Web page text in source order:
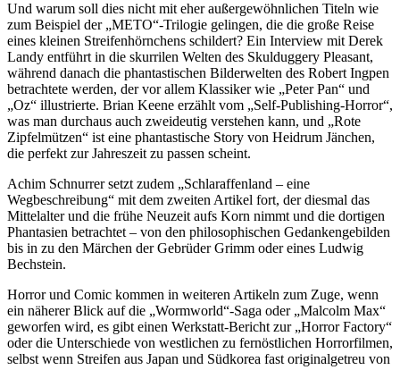
Und warum soll dies nicht mit eher außergewöhnlichen Titeln wie
zum Beispiel der „METO“-Trilogie gelingen, die die große Reise
eines kleinen Streifenhörnchens schildert? Ein Interview mit Derek
Landy entführt in die skurrilen Welten des Skulduggery Pleasant,
während danach die phantastischen Bilderwelten des Robert Ingpen
betrachtete werden, der vor allem Klassiker wie „Peter Pan“ und
„Oz“ illustrierte. Brian Keene erzählt vom „Self-Publishing-Horror“,
was man durchaus auch zweideutig verstehen kann, und „Rote
Zipfelmützen“ ist eine phantastische Story von Heidrum Jänchen,
die perfekt zur Jahreszeit zu passen scheint.
Achim Schnurrer setzt zudem „Schlaraffenland – eine
Wegbeschreibung“ mit dem zweiten Artikel fort, der diesmal das
Mittelalter und die frühe Neuzeit aufs Korn nimmt und die dortigen
Phantasien betrachtet – von den philosophischen Gedankengebilden
bis in zu den Märchen der Gebrüder Grimm oder eines Ludwig
Bechstein.
Horror und Comic kommen in weiteren Artikeln zum Zuge, wenn
ein näherer Blick auf die „Wormworld“-Saga oder „Malcolm Max“
geworfen wird, es gibt einen Werkstatt-Bericht zur „Horror Factory“
oder die Unterschiede von westlichen zu fernöstlichen Horrorfilmen,
selbst wenn Streifen aus Japan und Südkorea fast originalgetreu von